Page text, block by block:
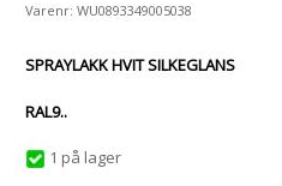
Varenr: WU0893349005038
SPRAYLAKK HVIT SILKEGLANS
RAL9..
1 på lager